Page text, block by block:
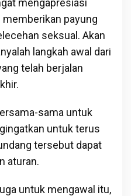
mengapresiasi
payung
seksual. Akan
langkah awal dari
telah berjalan
sama untuk
untuk terus
tersebut dapat
aturan.
untuk mengawal itu,